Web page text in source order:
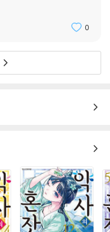
0